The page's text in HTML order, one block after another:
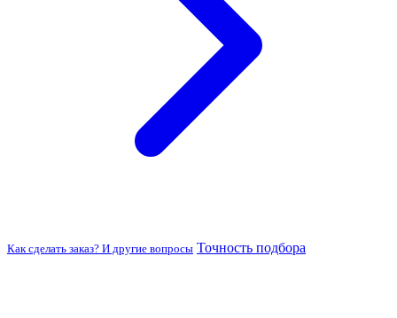
Как сделать заказ? И другие вопросы Точность подбора